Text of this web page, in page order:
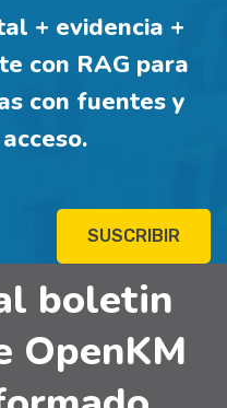
+ evidencia +
con RAG para
con fuentes y
SUSCRIBIR
boletin
OpenKM